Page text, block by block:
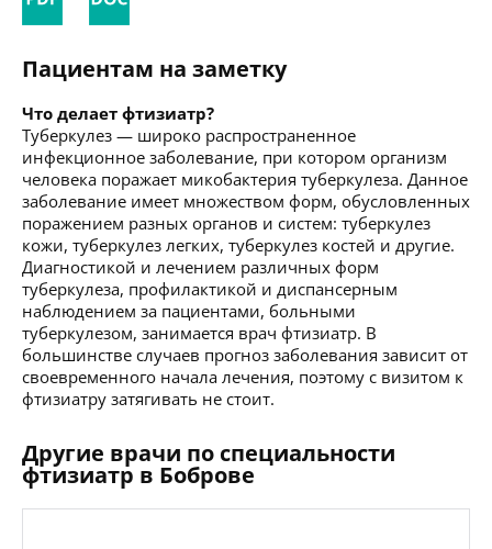
Пациентам на заметку
Что делает фтизиатр?
Туберкулез — широко распространенное
инфекционное заболевание, при котором организм
человека поражает микобактерия туберкулеза. Данное
заболевание имеет множеством форм, обусловленных
поражением разных органов и систем: туберкулез
кожи, туберкулез легких, туберкулез костей и другие.
Диагностикой и лечением различных форм
туберкулеза, профилактикой и диспансерным
наблюдением за пациентами, больными
туберкулезом, занимается врач фтизиатр. В
большинстве случаев прогноз заболевания зависит от
своевременного начала лечения, поэтому с визитом к
фтизиатру затягивать не стоит.
Другие врачи по специальности
фтизиатр в Боброве